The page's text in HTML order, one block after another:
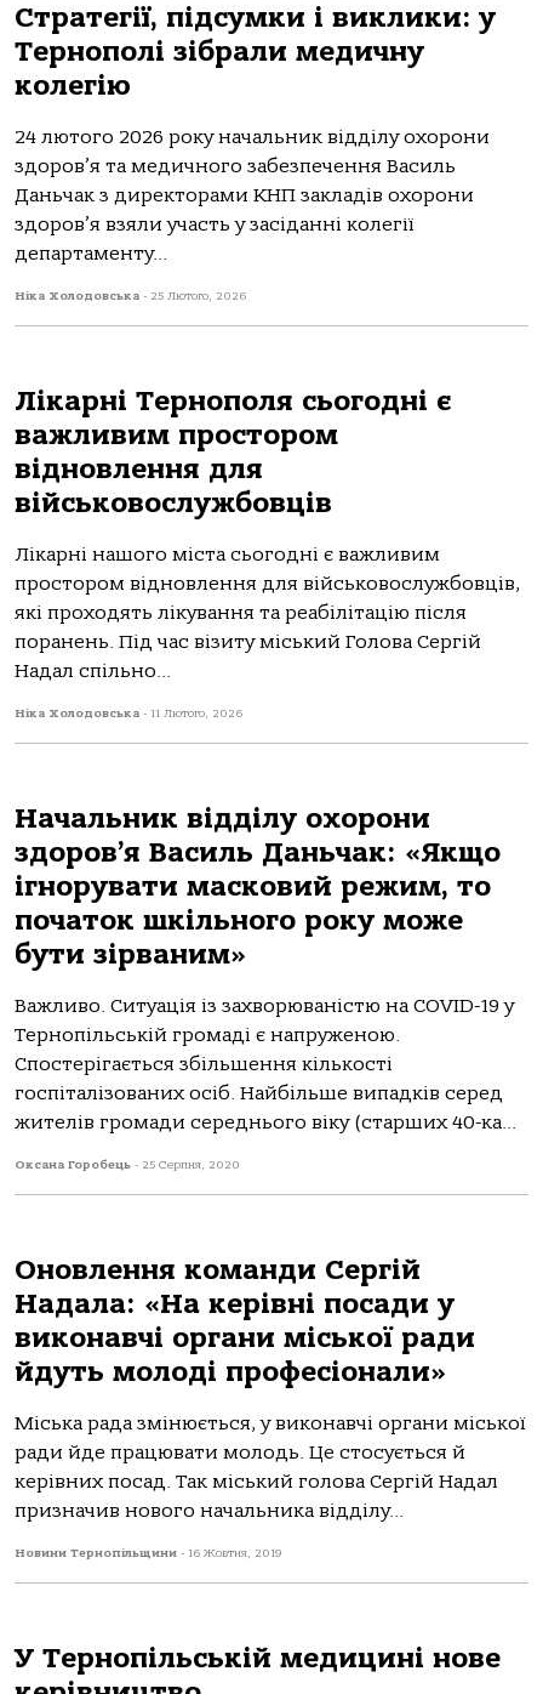
Стратегії, підсумки і виклики: у
Тернополі зібрали медичну
колегію
24 лютого 2026 року начальник відділу охорони
здоров’я та медичного забезпечення Василь
Даньчак з директорами КНП закладів охорони
здоров’я взяли участь у засіданні колегії
департаменту...
Ніка Холодовська - 25 Лютого, 2026
Лікарні Тернополя сьогодні є
важливим простором
відновлення для
військовослужбовців
Лікарні нашого міста сьогодні є важливим
простором відновлення для військовослужбовців,
які проходять лікування та реабілітацію після
поранень. Під час візиту міський Голова Сергій
Надал спільно...
Ніка Холодовська - 11 Лютого, 2026
Начальник відділу охорони
здоров’я Василь Даньчак: «Якщо
ігнорувати масковий режим, то
початок шкільного року може
бути зірваним»
Важливо. Ситуація із захворюваністю на COVID-19 у
Тернопільській громаді є напруженою.
Спостерігається збільшення кількості
госпіталізованих осіб. Найбільше випадків серед
жителів громади середнього віку (старших 40-ка...
Оксана Горобець - 25 Серпня, 2020
Оновлення команди Сергій
Надала: «На керівні посади у
виконавчі органи міської ради
йдуть молоді професіонали»
Міська рада змінюється, у виконавчі органи міської
ради йде працювати молодь. Це стосується й
керівних посад. Так міський голова Сергій Надал
призначив нового начальника відділу...
Новини Тернопільщини - 16 Жовтня, 2019
У Тернопільській медицині нове